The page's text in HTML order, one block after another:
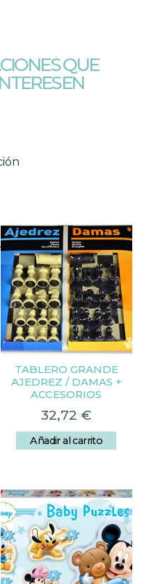
QUE
TABLERO GRANDE
AJEDREZ / DAMAS +
ACCESORIOS
32,72 €
Añadir al carrito